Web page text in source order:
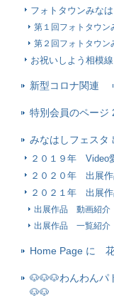
フォトタウンみな
第１回フォトタウン
第２回フォトタウン
お祝いしよう相模
新型コロナ関連
特別会員のページ
みなはしフェスタ
２０１９年 Video
２０２０年 出展作
２０２１年 出展作
出展作品 動画紹介
出展作品 一覧紹介
Home Page に 花
🐶🐶🐶わんわんパ
🐶🐶